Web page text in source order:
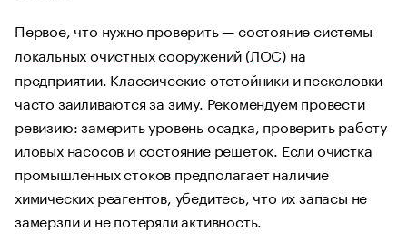
Первое, что нужно проверить — состояние системы
локальных очистных сооружений (ЛОС) на
предприятии. Классические отстойники и песколовки
часто заиливаются за зиму. Рекомендуем провести
ревизию: замерить уровень осадка, проверить работу
иловых насосов и состояние решеток. Если очистка
промышленных стоков предполагает наличие
химических реагентов, убедитесь, что их запасы не
замерзли и не потеряли активность.